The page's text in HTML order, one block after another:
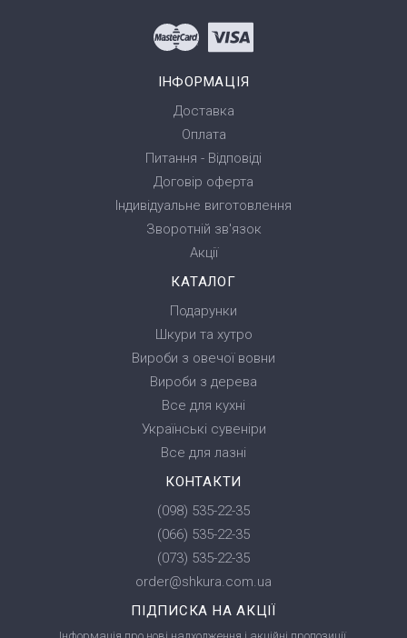
ІНФОРМАЦІЯ
Доставка
Оплата
Питання - Відповіді
Договір оферта
Індивідуальне виготовлення
Зворотній зв'язок
Акції
КАТАЛОГ
Подарунки
Шкури та хутро
Вироби з овечої вовни
Вироби з дерева
Все для кухні
Українські сувеніри
Все для лазні
КОНТАКТИ
(098) 535-22-35
(066) 535-22-35
(073) 535-22-35
order@shkura.com.ua
ПІДПИСКА НА АКЦІЇ